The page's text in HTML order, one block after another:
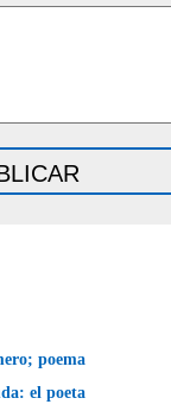
poema
el poeta